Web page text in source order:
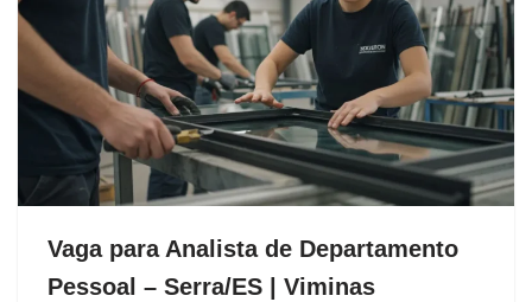
Vaga para Analista de Departamento
Pessoal – Serra/ES | Viminas